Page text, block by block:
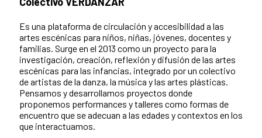
Es una plataforma de circulación y accesibilidad a las
artes escénicas para niños, niñas, jóvenes, docentes y
familias. Surge en el 2013 como un proyecto para la
investigación, creación, reflexión y difusión de las artes
escénicas para las infancias, integrado por un colectivo
de artistas de la danza, la música y las artes plásticas.
Pensamos y desarrollamos proyectos donde
proponemos performances y talleres como formas de
encuentro que se adecuan a las edades y contextos en los
que interactuamos.